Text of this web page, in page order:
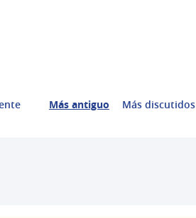
Más antiguo Más discutidos